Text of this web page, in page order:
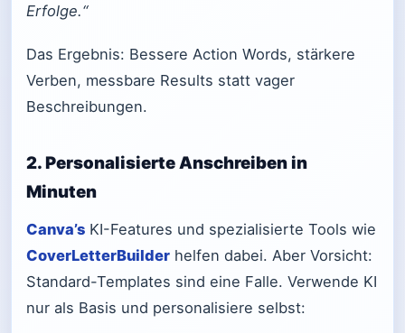
Erfolge.“
Das Ergebnis: Bessere Action Words, stärkere
Verben, messbare Results statt vager
Beschreibungen.
2. Personalisierte Anschreiben in
Minuten
Canva’s KI-Features und spezialisierte Tools wie
CoverLetterBuilder helfen dabei. Aber Vorsicht:
Standard-Templates sind eine Falle. Verwende KI
nur als Basis und personalisiere selbst: